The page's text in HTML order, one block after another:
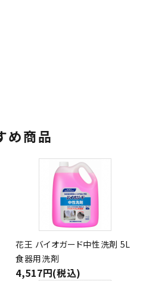
め商品
花王 バイオガード中性洗剤 5L
食器用洗剤
4,517円(税込)